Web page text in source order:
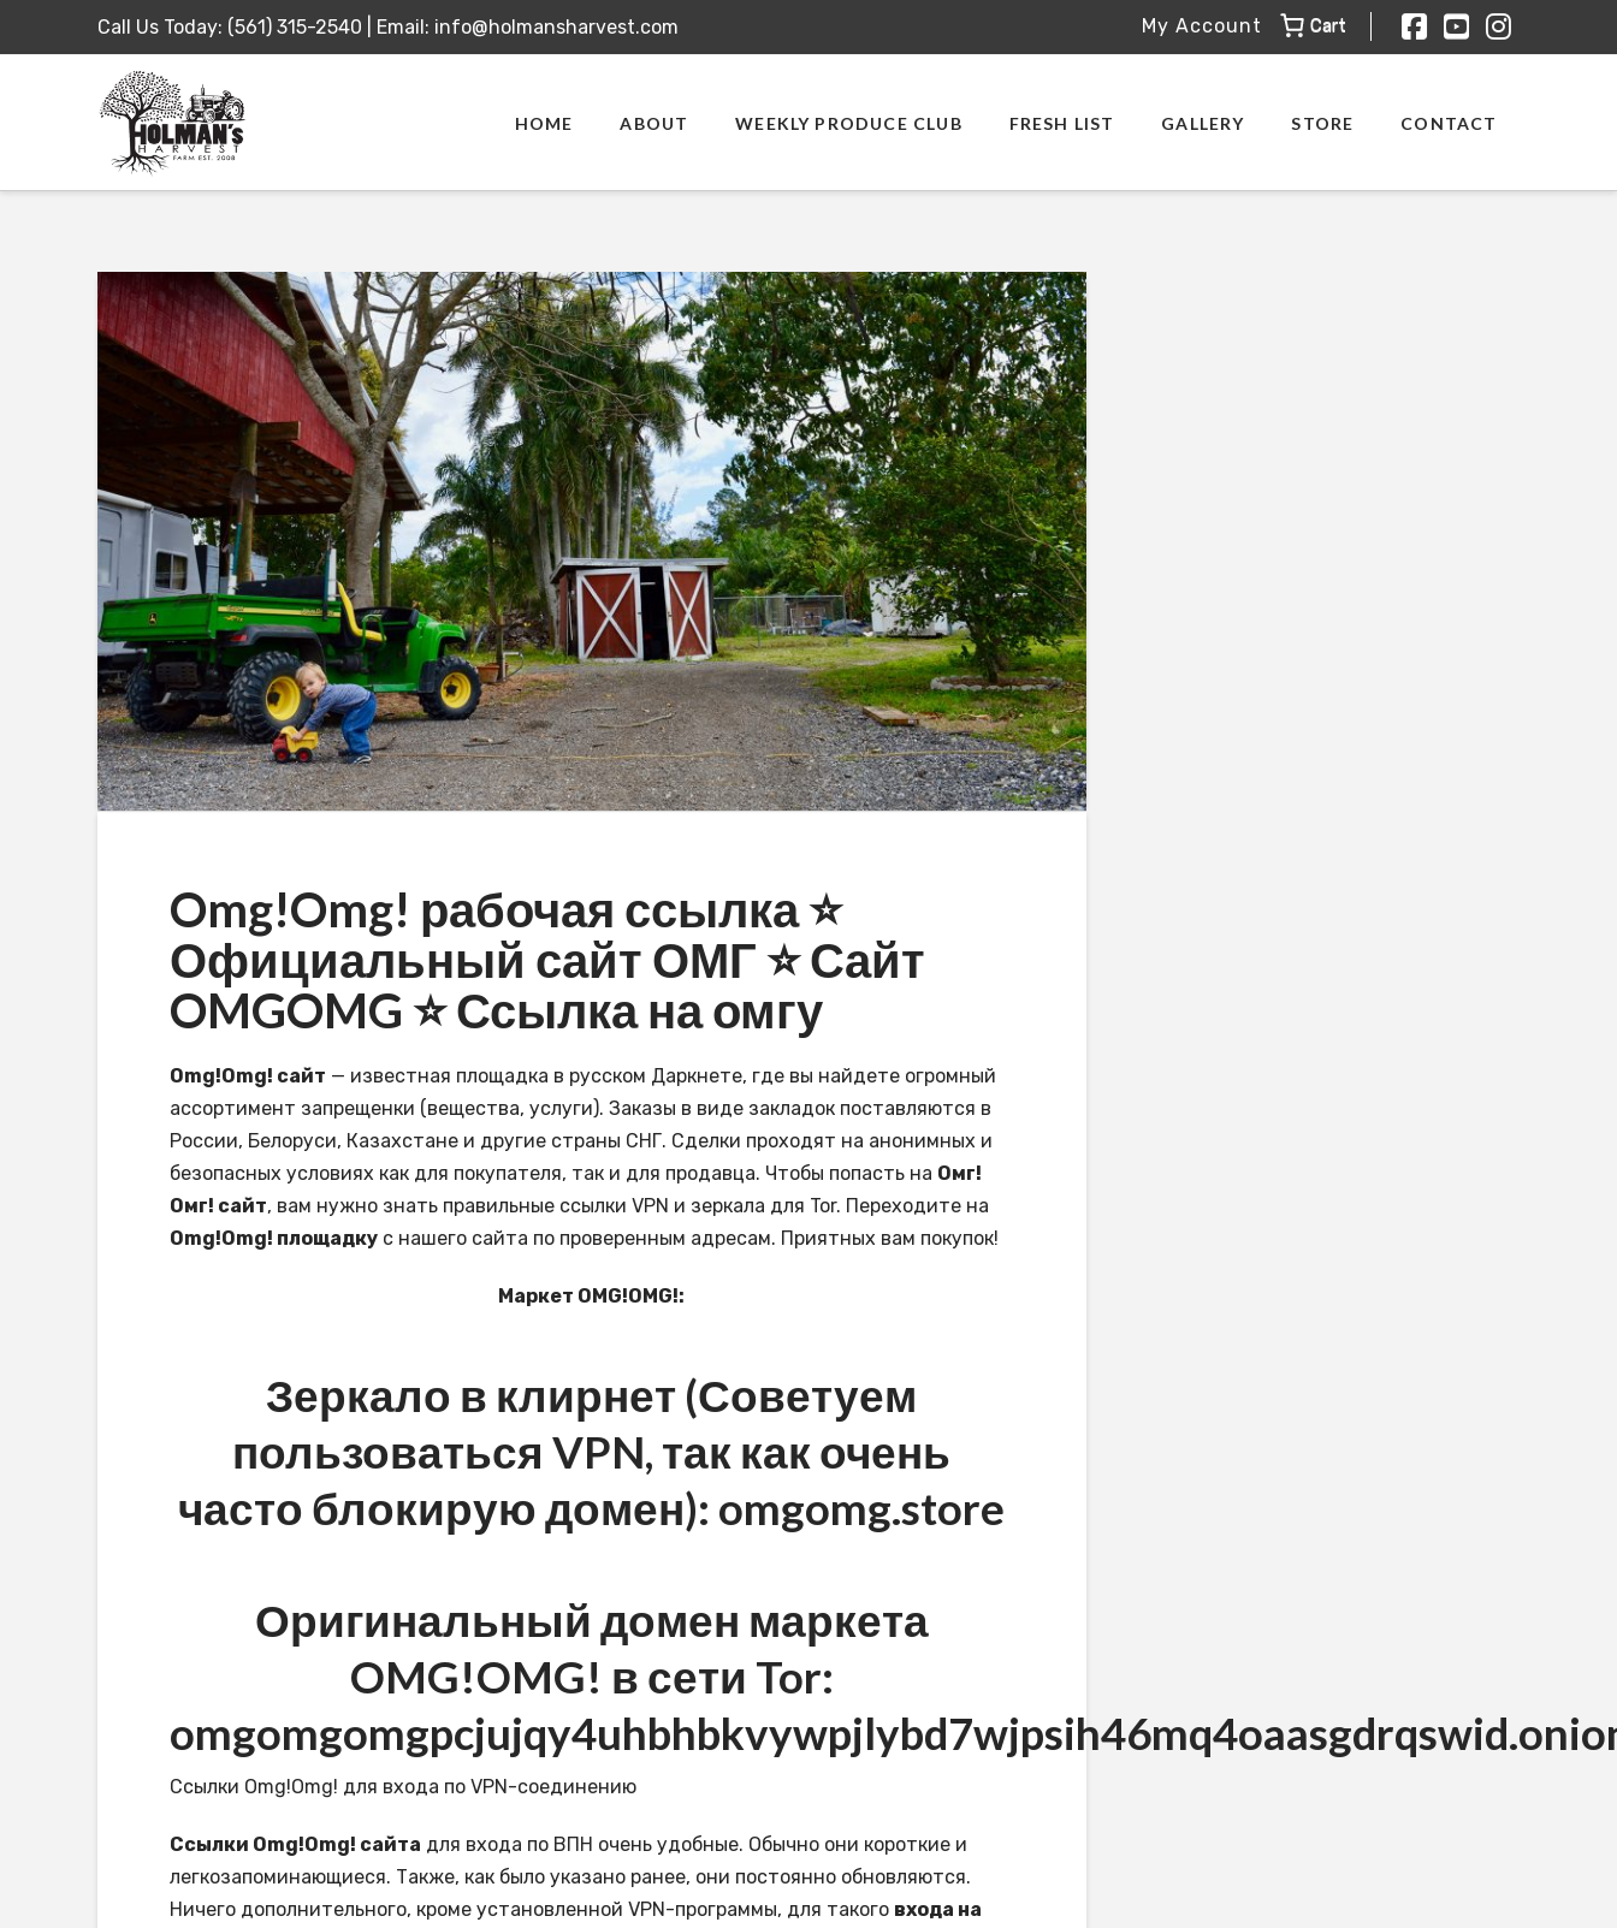
Call Us Today: (561) 315-2540 Email: info@holmansharvest.com
Facebook
YouTube
Cart
My Account
HOME ABOUT WEEKLY PRODUCE CLUB FRESH LIST GALLERY STORE CONTACT
Omg!Omg! рабочая ссылка ⭐️
Официальный сайт ОМГ ⭐️ Сайт
OMGOMG ⭐️ Ссылка на омгу
Omg!Omg! сайт — известная площадка в русском Даркнете, где вы найдете огромный
ассортимент запрещенки (вещества, услуги). Заказы в виде закладок поставляются в
России, Белоруси, Казахстане и другие страны СНГ. Сделки проходят на анонимных и
безопасных условиях как для покупателя, так и для продавца. Чтобы попасть на Омг!
Омг! сайт, вам нужно знать правильные ссылки VPN и зеркала для Tor. Переходите на
Omg!Omg! площадкус нашего сайта по проверенным адресам. Приятных вам покупок!
Маркет OMG!OMG!:
Зеркало в клирнет (Советуем
пользоваться VPN, так как очень
часто блокирую домен): omgomg.store
Оригинальный домен маркета
OMG!OMG! в сети Tor:
Ссылки Omg!Omg! для входа по VPN-соединению
Ссылки Omg!Omg! сайта для входа по ВПН очень удобные. Обычно они короткие и
легкозапоминающиеся. Также, как было указано ранее, они постоянно обновляются.
Ничего дополнительного, кроме установленной VPN-программы, для такого входа на